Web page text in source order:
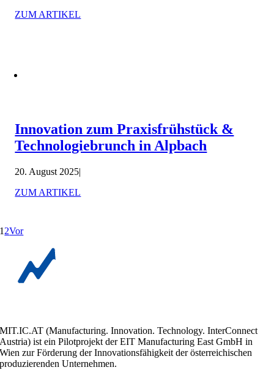
ZUM ARTIKEL
Innovation zum Praxisfrühstück &
Technologiebrunch in Alpbach
20. August 2025|
ZUM ARTIKEL
1 2Vor
MIT.IC.AT (Manufacturing. Innovation. Technology. InterConnect
Austria) ist ein Pilotprojekt der EIT Manufacturing East GmbH in
Wien zur Förderung der Innovationsfähigkeit der österreichischen
produzierenden Unternehmen.